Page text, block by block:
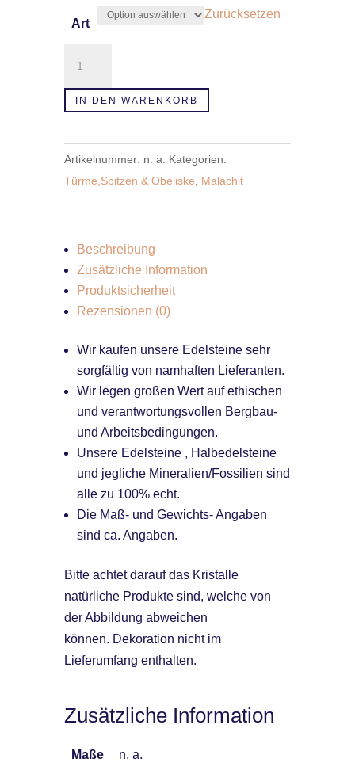
Art
Zurücksetzen
IN DEN WARENKORB
Artikelnummer: n. a.
Kategorien:
Türme,Spitzen & Obeliske
Malachit
Beschreibung
Zusätzliche Information
Produktsicherheit
Rezensionen (0)
Wir kaufen unsere Edelsteine sehr
sorgfältig von namhaften Lieferanten.
Wir legen großen Wert auf ethischen
und verantwortungsvollen Bergbau-
und Arbeitsbedingungen.
Unsere Edelsteine , Halbedelsteine
und jegliche Mineralien/Fossilien sind
alle zu 100% echt.
Die Maß- und Gewichts- Angaben
sind ca. Angaben.
Bitte achtet darauf das Kristalle
natürliche Produkte sind, welche von
der Abbildung abweichen
können. Dekoration nicht im
Lieferumfang enthalten.
Zusätzliche Information
Maße n. a.